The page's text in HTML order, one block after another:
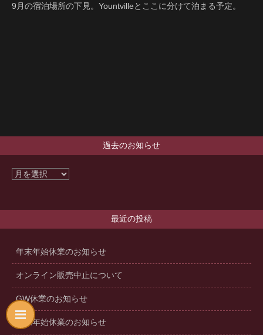
9月の宿泊場所の下見。Yountvilleとここに分けて泊まる予定。
過去のお知らせ
最近の投稿
年末年始休業のお知らせ
オンライン販売中止について
GW休業のお知らせ
年末年始休業のお知らせ